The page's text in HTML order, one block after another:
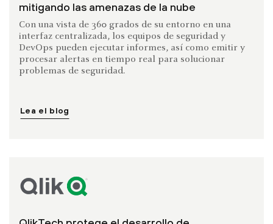
mitigando las amenazas de la nube
Con una vista de 360 grados de su entorno en una
interfaz centralizada, los equipos de seguridad y
DevOps pueden ejecutar informes, así como emitir y
procesar alertas en tiempo real para solucionar
problemas de seguridad.
Lea el blog